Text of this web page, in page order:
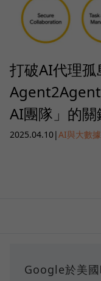
打破AI代理
AI團隊」的關
2025.04.10|AI與大數據
Google於美